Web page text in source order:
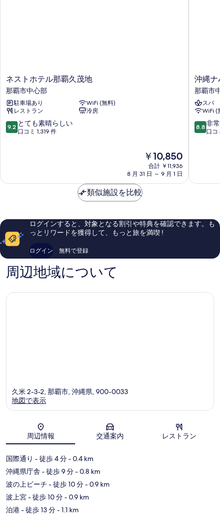
ネ
ス
ト
ホ
テ
ル
那
覇
部
ネストホテル那覇久茂地
那覇市中心部
駐車場あり
WiFi (無料)
レストラン
冷房
10
段
も
し
口
コ
1,319
件
の
口
9.2 とても素晴らしい
口コミ 1,319 件
現
在
の
￥10,850
合計 ￥11,936
8 月 31 日 ～ 9 月 1 日
沖
縄
ナ
ハ
ナ・
ホ
テ
覇
部
沖縄
那覇市
スパ
WiFi (
10
段
に
コ
ミ
ミ
8.8 非
口コ
類似施設を比較
ログインすると、対象となる割引や特典を確認できます。も
っとリワードを獲得して、もっと旅を満喫 !
ログイン 無料で登録
周辺地域について
地図
久米 2-3-2, 那覇市, 沖縄県, 900-0033
地図で表示
周辺情報 交通案内 レストラン
国際通り - 徒歩 4 分- 0.4 km
沖縄県庁舎 - 徒歩 9 分- 0.8 km
波の上ビーチ - 徒歩 10 分- 0.9 km
波上宮- 徒歩 10 分- 0.9 km
泊港- 徒歩 13 分- 1.1 km